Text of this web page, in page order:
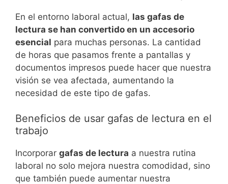
En el entorno laboral actual, las gafas de
lectura se han convertido en un accesorio
esencial para muchas personas. La cantidad
de horas que pasamos frente a pantallas y
documentos impresos puede hacer que nuestra
visión se vea afectada, aumentando la
necesidad de este tipo de gafas.
Beneficios de usar gafas de lectura en el
trabajo
Incorporar gafas de lectura a nuestra rutina
laboral no solo mejora nuestra comodidad, sino
que también puede aumentar nuestra